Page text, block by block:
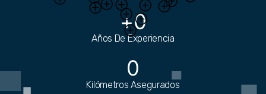
+0
Años De Experiencia
0
Kilómetros Asegurados